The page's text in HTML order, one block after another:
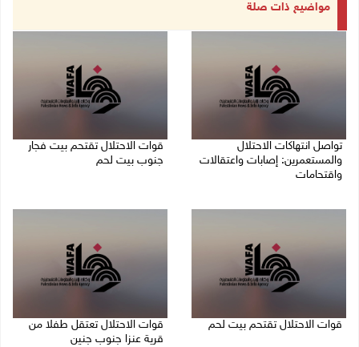
مواضيع ذات صلة
تواصل انتهاكات الاحتلال
والمستعمرين: إصابات واعتقالات
واقتحامات
قوات الاحتلال تقتحم بيت فجار
جنوب بيت لحم
قوات الاحتلال تقتحم بيت لحم
قوات الاحتلال تعتقل طفلا من
قرية عنزا جنوب جنين